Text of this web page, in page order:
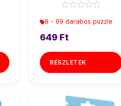
8 - 99 darabos puzzle
649 Ft
RÉSZLETEK